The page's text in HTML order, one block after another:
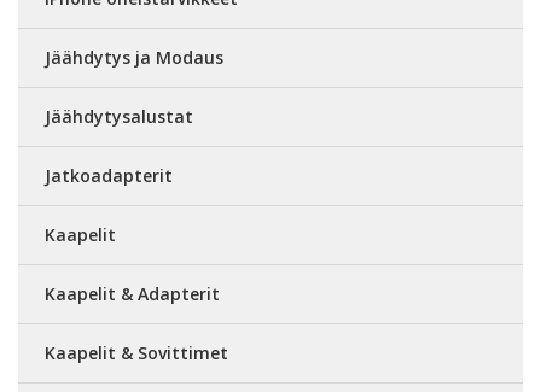
Jäähdytys ja Modaus
Jäähdytysalustat
Jatkoadapterit
Kaapelit
Kaapelit & Adapterit
Kaapelit & Sovittimet